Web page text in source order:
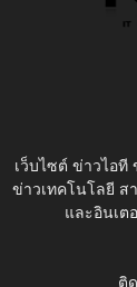
เว็บไซต์ ข่าวไอที
ข่าวเทคโนโลยี ส
และอินเต
ติ